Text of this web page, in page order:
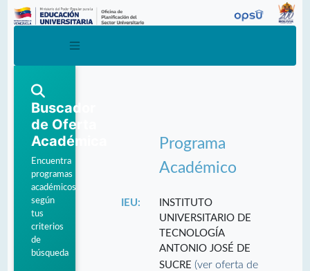
Buscador
de Oferta
Académica
Encuentra
programas
académicos
según
tus
criterios
de
búsqueda
Programa
Académico
IEU:
INSTITUTO
UNIVERSITARIO DE
TECNOLOGÍA
ANTONIO JOSÉ DE
SUCRE(ver oferta de